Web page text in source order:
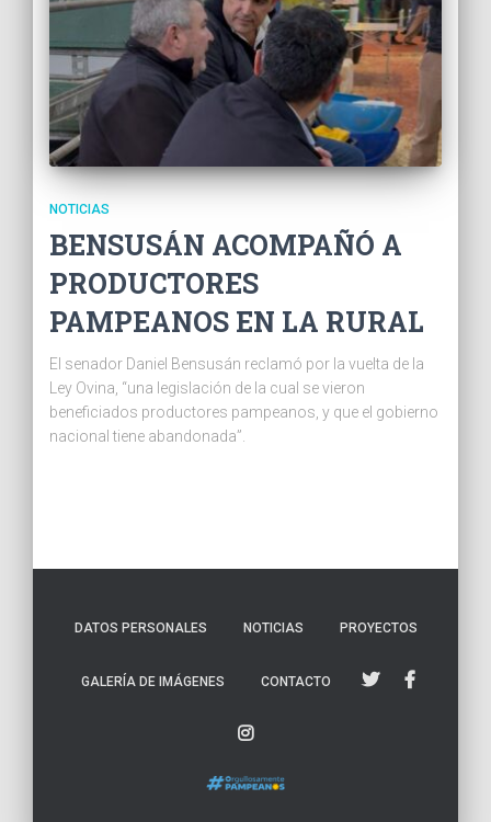
NOTICIAS
BENSUSÁN ACOMPAÑÓ A
PRODUCTORES
PAMPEANOS EN LA RURAL
El senador Daniel Bensusán reclamó por la vuelta de la
Ley Ovina, “una legislación de la cual se vieron
beneficiados productores pampeanos, y que el gobierno
nacional tiene abandonada”.
DATOS PERSONALES NOTICIAS PROYECTOS
GALERÍA DE IMÁGENES CONTACTO